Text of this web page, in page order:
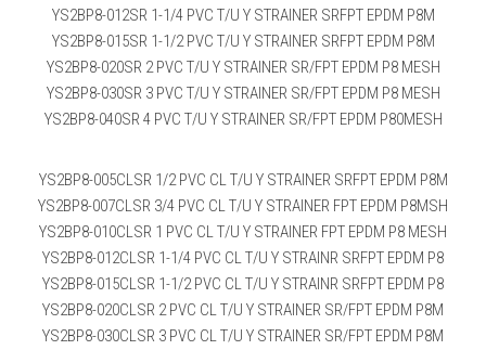
YS2BP8-012SR 1-1/4 PVC T/U Y STRAINER SRFPT EPDM P8M
YS2BP8-015SR 1-1/2 PVC T/U Y STRAINER SRFPT EPDM P8M
YS2BP8-020SR 2 PVC T/U Y STRAINER SR/FPT EPDM P8 MESH
YS2BP8-030SR 3 PVC T/U Y STRAINER SR/FPT EPDM P8 MESH
YS2BP8-040SR 4 PVC T/U Y STRAINER SR/FPT EPDM P80MESH
YS2BP8-005CLSR 1/2 PVC CL T/U Y STRAINER SRFPT EPDM P8M
YS2BP8-007CLSR 3/4 PVC CL T/U Y STRAINER FPT EPDM P8MSH
YS2BP8-010CLSR 1 PVC CL T/U Y STRAINER FPT EPDM P8 MESH
YS2BP8-012CLSR 1-1/4 PVC CL T/U Y STRAINR SRFPT EPDM P8
YS2BP8-015CLSR 1-1/2 PVC CL T/U Y STRAINR SRFPT EPDM P8
YS2BP8-020CLSR 2 PVC CL T/U Y STRAINER SR/FPT EPDM P8M
YS2BP8-030CLSR 3 PVC CL T/U Y STRAINER SR/FPT EPDM P8M